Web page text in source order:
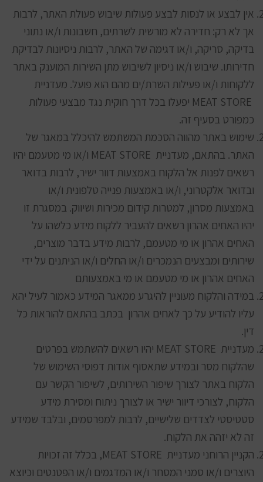
אין לבצע או לנסות לבצע פעולות שיבוש פעולת האתר, לרבות
אך לא רק: חדירה לא מורשית לשרתים, חשבונות ו/או נתוני
בדיקה, סריקה, ו/או דגימה של האתר, לרבות ניסיונות לבדיקת
חדירותו. שיבוש ו/או ניסיון לשיבוש מתן השירות המוענק באתר
ללקוחות ו/או פעילות השרת/ים מהם הוא פועל. מעדניית
MEAT STORE יפעלו בכל דרך חוקית נגד מבצעי פעולות
כמפורט בסעיף זה.
שימוש באתר מהווה הסכמת המשתמש להיכלל במאגר של
האתר. בהתאם, מעדניית MEAT STORE ו/או מי מטעמם יהיו
רשאים לפנות אל הלקוח באמצעות דוור ישיר, לרבות בדואר
ובדואר אלקטרוני, ו/או באמצעות פנייה טלפונית ו/או
באמצעות מסרון, למטרות קידום מכירות ושיווק. במסגרת זו
יהיו האחים אהרון רשאים להעביר ללקוח מידע כלשהו על
האחים אהרון או מי מטעמם, לרבות מידע בדבר מוצרים,
שירותים ומבצעים הנמכרים ו/או החלים ו/או הניתנים על ידי
האחים אהרון או מי מטעמם או מי באמצעותם
במידה והלקוח מעוניין להיגרע ממאגר המידע כאמור לעיל יהא
עליו להודיע על כך לאחים אהרון בכתב בהתאם להוראות כל
דין.
מעדניית MEAT STORE יהיו רשאים להשתמש בפרטים
שהלקוח מסר ובמידע שתאסוף אודות דפוסי השימוש של
הלקוח באתר לצורך שיפור השירותים, לשיפור הקשר עם
הלקוח, לצורכי דיוור ישיר או לצורך ניתוח ומסירת מידע
סטטיסטי לצדדים שלישיים, לרבות למפרסמים, ובלבד שמידע
זה לא יזהה את הלקוח.
הקניין הרוחני מעדניית MEAT STORE, בכלל זה זכויות
היוצרים ו/או סמני המסחר ו/או המדגמים ו/או הפטנטים וכיוצא